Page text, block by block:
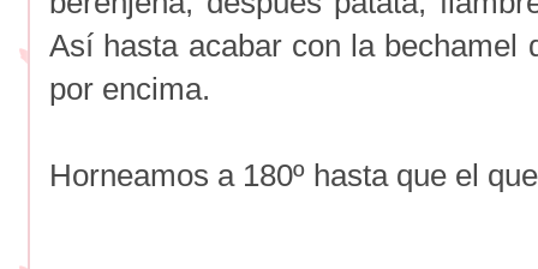
Así hasta acabar con la bechamel
por encima.
Horneamos a 180º hasta que el